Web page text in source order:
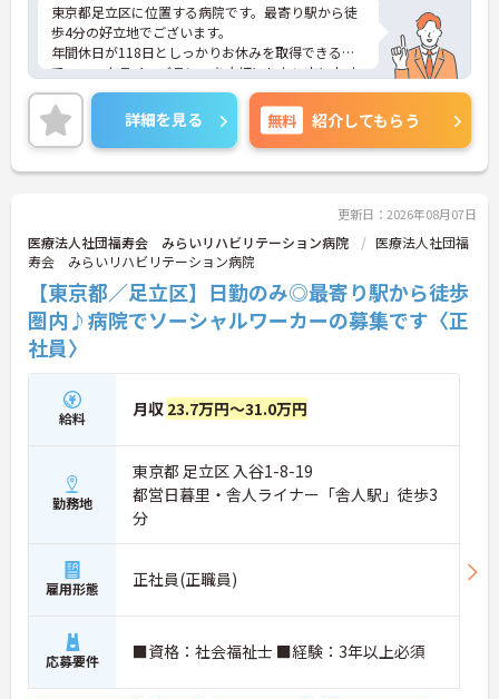
東京都足立区に位置する病院です。最寄り駅から徒
歩4分の好立地でございます。
年間休日が118日としっかりお休みを取得できるの
で、ワークライフバランスを大切にしたい方におす
すめです。
昇給や賞与制度があり頑張りが評価されてしっかり
と職員に還元されます。
ご興味のある方には、面接対策ポイントなど、さら
に詳細をお話しいたしますのでお気軽にご相談くだ
詳細を見る 無料 紹介してもらう
更新日：2026年08月07日
医療法人社団福寿会 みらいリハビリテーション病院
医療法人社団福
寿会 みらいリハビリテーション病院
【東京都／足立区】日勤のみ◎最寄り駅から徒歩
圏内♪病院でソーシャルワーカーの募集です〈正
社員〉
給料 月収 23.7万円～31.0万円
勤務地
東京都 足立区 入谷1-8-19
都営日暮里・舎人ライナー「舎人駅」徒歩3
分
雇用形態 正社員(正職員)
応募要件 ■資格：社会福祉士 ■経験：3年以上必須